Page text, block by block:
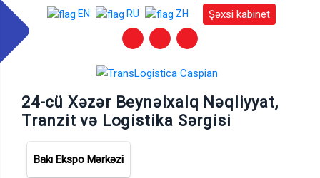
EN RU ZH Şəxsi kabinet
24-cü Xəzər Beynəlxalq Nəqliyyat,
Tranzit və Logistika Sərgisi
Bakı Ekspo Mərkəzi